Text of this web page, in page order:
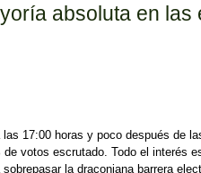
absoluta en
las 17:00 horas y poco después de
votos escrutado. Todo el interés
la draconiana barrera